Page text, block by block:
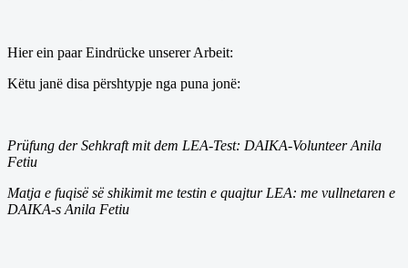
Hier ein paar Eindrücke unserer Arbeit:
Këtu janë disa përshtypje nga puna jonë:
Prüfung der Sehkraft mit dem LEA-Test: DAIKA-Volunteer Anila
Fetiu
Matja e fuqisë së shikimit me testin e quajtur LEA: me vullnetaren e
DAIKA-s Anila Fetiu